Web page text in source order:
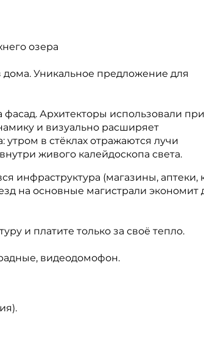
озера
дома. Уникальное предложение для
Архитекторы использовали
и визуально расширяет
в стёклах отражаются лучи
живого калейдоскопа света.
инфраструктура (магазины, аптеки,
на основные магистрали экономит
и платите только за своё тепло.
видеодомофон.